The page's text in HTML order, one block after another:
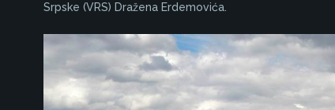
Srpske (VRS) Dražena Erdemovića.